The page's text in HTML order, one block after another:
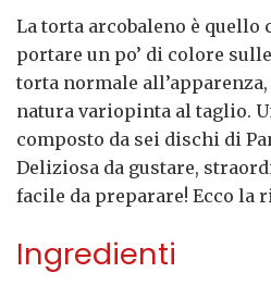
La torta arcobaleno è quello
portare un po’ di colore
torta normale
natura variopinta al taglio.
composto da sei dischi di
Deliziosa da gustare,
facile da preparare! Ecco la
Ingredienti